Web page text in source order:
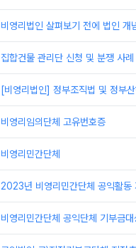
비영리법인 살펴보기 전에 법인 개
집합건물 관리단 신청 및 분쟁 사례
[비영리법인] 정부조직법 및 정부
비영리임의단체 고유번호증
비영리민간단체
2023년 비영리민간단체 공익활동
비영리민간단체 공익단체 기부금